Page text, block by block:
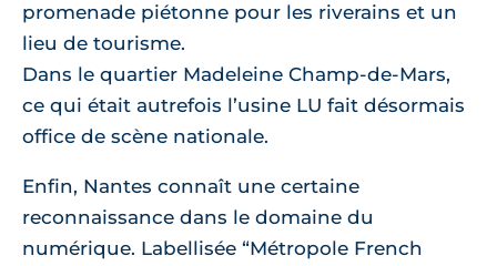
promenade piétonne pour les riverains et un
lieu de tourisme.
Dans le quartier Madeleine Champ-de-Mars,
ce qui était autrefois l’usine LU fait désormais
office de scène nationale.
Enfin, Nantes connaît une certaine
reconnaissance dans le domaine du
numérique. Labellisée “Métropole French